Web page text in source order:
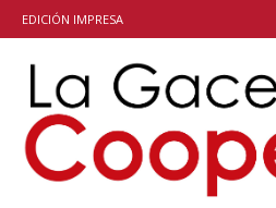
EDICIÓN IMPRESA